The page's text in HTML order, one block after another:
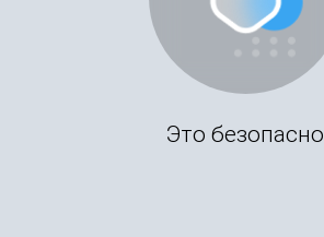
Это безопасно